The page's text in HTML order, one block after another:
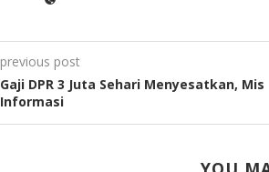
previous post
Gaji DPR 3 Juta Sehari Menyesatkan, Mis
Informasi